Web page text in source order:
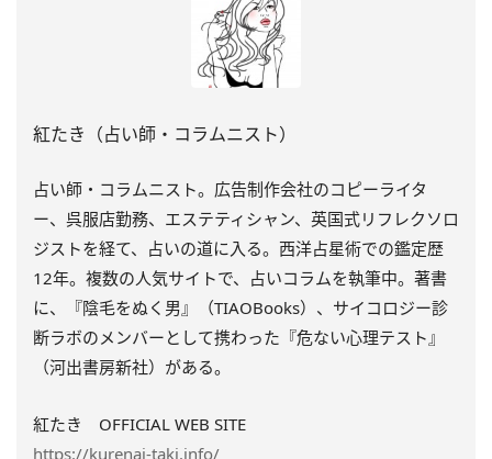
紅たき（占い師・コラムニスト）
占い師・コラムニスト。広告制作会社のコピーライタ
ー、呉服店勤務、エステティシャン、英国式リフレクソロ
ジストを経て、占いの道に入る。西洋占星術での鑑定歴
12年。複数の人気サイトで、占いコラムを執筆中。著書
に、『陰毛をぬく男』（TIAOBooks）、 サイコロジー診
断ラボのメンバーとして携わった『危ない心理テスト』
（河出書房新社）がある。
紅たき OFFICIAL WEB SITE
https://kurenai-taki.info/